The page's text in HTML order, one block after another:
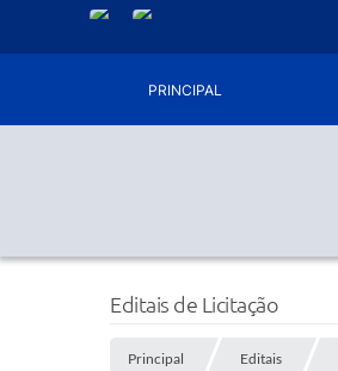
PRINCIPAL
Editais de Licitação
Principal Editais